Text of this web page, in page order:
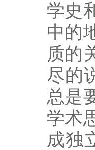
学史
中的
质的
尽的
总是
学术
成独